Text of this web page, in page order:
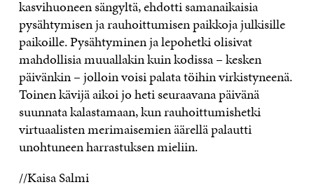
kasvihuoneen sängyltä, ehdotti samanaikaisia
pysähtymisen ja rauhoittumisen paikkoja julkisille
paikoille. Pysähtyminen ja lepohetki olisivat
mahdollisia muuallakin kuin kodissa – kesken
päivänkin – jolloin voisi palata töihin virkistyneenä.
Toinen kävijä aikoi jo heti seuraavana päivänä
suunnata kalastamaan, kun rauhoittumishetki
virtuaalisten merimaisemien äärellä palautti
unohtuneen harrastuksen mieliin.
//Kaisa Salmi